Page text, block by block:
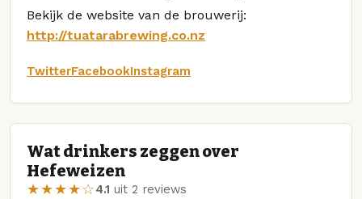
Bekijk de website van de brouwerij:
http://tuatarabrewing.co.nz
TwitterFacebookInstagram
Wat drinkers zeggen over
Hefeweizen
★★★★☆4.1 uit 2 reviews